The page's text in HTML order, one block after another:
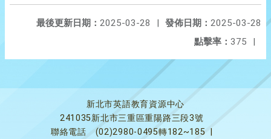
發佈日期： 2025-03-28
最後更新日期： 2025-03-28
|
點擊率： 375 |
新北市英語教育資源中心
241035新北市三重區重陽路三段3號
聯絡電話
(02)2980-0495轉182~185